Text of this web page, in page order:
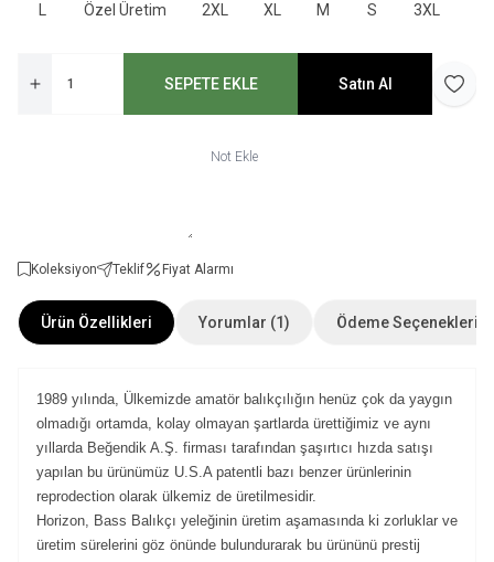
Özel Üretim 2XL XL M S 3XL
SEPETE EKLE Satın Al
Not Ekle
Koleksiyon Teklif Fiyat Alarmı
Ürün Özellikleri Yorumlar (1) Ödeme Seçenekleri
1989 yılında, Ülkemizde amatör balıkçılığın henüz çok da yaygın
olmadığı ortamda, kolay olmayan şartlarda ürettiğimiz ve aynı
yıllarda Beğendik A.Ş. firması tarafından şaşırtıcı hızda satışı
yapılan bu ürünümüz U.S.A patentli bazı benzer ürünlerinin
reprodection olarak ülkemiz de üretilmesidir.
Horizon, Bass Balıkçı yeleğinin üretim aşamasında ki zorluklar ve
üretim sürelerini göz önünde bulundurarak bu ürününü prestij